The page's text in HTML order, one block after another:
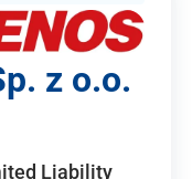
z o.o.
Liability